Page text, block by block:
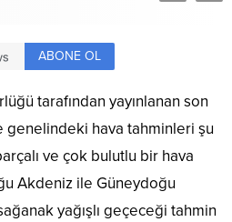
ABONE OL
tarafından yayınlanan son
genelindeki hava tahminleri şu
ve çok bulutlu bir hava
Akdeniz ile Güneydoğu
yağışlı geçeceği tahmin